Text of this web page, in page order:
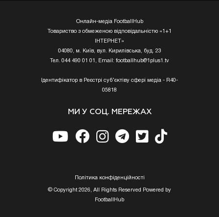
Онлайн-медіа FootballHub
Товариство з обмеженою відповідальністю «1+1
ІНТЕРНЕТ»
04080, м. Київ, вул. Кирилівська, буд. 23
Тел. 044 490 01 01, Email: footballhub@1plus1.tv
Ідентифікатор в Реєстрі суб’єктіву сфері медіа - R40-
05818
МИ У СОЦ. МЕРЕЖАХ
Полiтика конфiденцiйностi
© Copyright 2026, All Rights Reserved Powered by
FootballHub